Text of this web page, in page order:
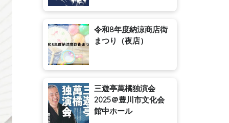
令和8年度納涼商店街
まつり（夜店）
三遊亭萬橘独演会
2025＠豊川市文化会
館中ホール